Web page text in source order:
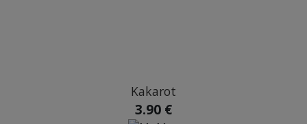
Kakarot
3.90 €